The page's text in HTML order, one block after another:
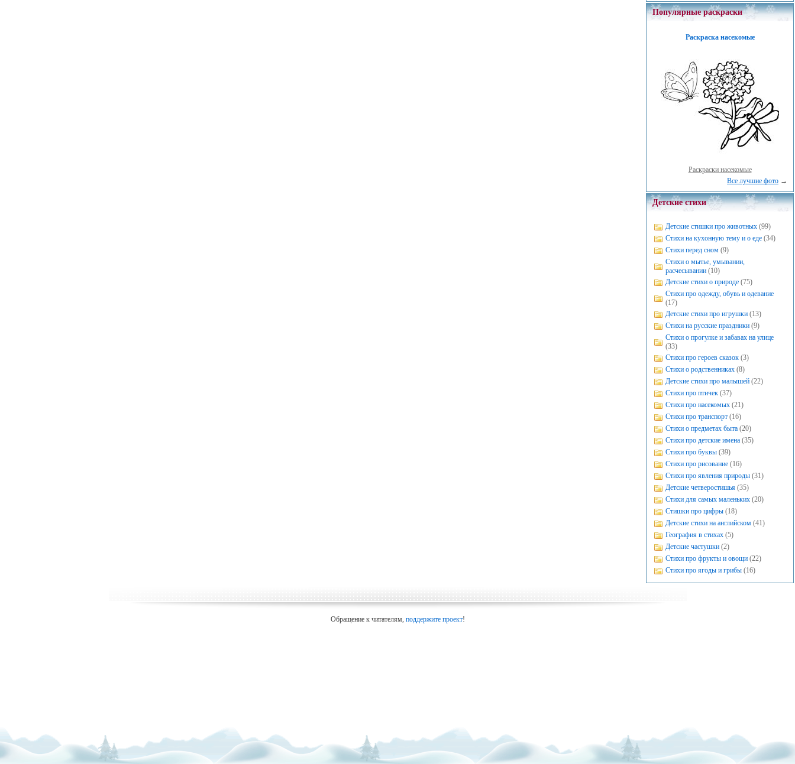
Популярные раскраски
Раскраска насекомые
Раскраски насекомые
Все лучшие фото →
Детские стихи
Детские стишки про животных (99)
Стихи на кухонную тему и о еде (34)
Стихи перед сном (9)
Стихи о мытье, умывании,
расчесывании (10)
Детские стихи о природе (75)
Стихи про одежду, обувь и одевание
(17)
Детские стихи про игрушки (13)
Стихи на русские праздники (9)
Стихи о прогулке и забавах на улице
(33)
Стихи про героев сказок (3)
Стихи о родственниках (8)
Детские стихи про малышей (22)
Стихи про птичек (37)
Стихи про насекомых (21)
Стихи про транспорт (16)
Стихи о предметах быта (20)
Стихи про детские имена (35)
Стихи про буквы (39)
Стихи про рисование (16)
Стихи про явления природы (31)
Детские четверостишья (35)
Стихи для самых маленьких (20)
Стишки про цифры (18)
Детские стихи на английском (41)
География в стихах (5)
Детские частушки (2)
Стихи про фрукты и овощи (22)
Стихи про ягоды и грибы (16)
Обращение к читателям, поддержите проект!